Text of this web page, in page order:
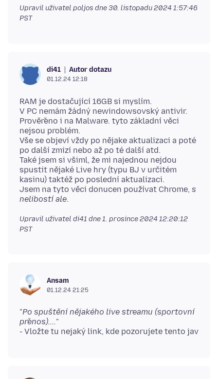
Upravil uživatel poljos dne30. listopadu 2024 1:57:46
PST
di41 Autor dotazu
01.12.24 12:18
RAM je dostačující 16GB si myslím.
V PC nemám žádný newindowsovský antivir.
Prověřeno i na Malware. tyto základní věci
nejsou problém.
Vše se objeví vždy po nějake aktualizaci a poté
po další zmizí nebo až po té další atd.
Také jsem si všiml, že mi najednou nejdou
spustit nějaké Live hry (typu BJ v určitém
kasinu) taktéž po poslední aktualizaci.
Jsem na tyto věci donucen používat Chrome, s
nelibostí ale
Upravil uživatel di41 dne1. prosince 2024 12:20:12
PST
Ansam
01.12.24 21:25
"Po spuštění nějakého live streamu (sportovní
přenos)...."